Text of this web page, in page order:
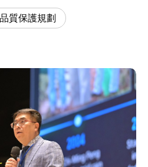
質保護規劃